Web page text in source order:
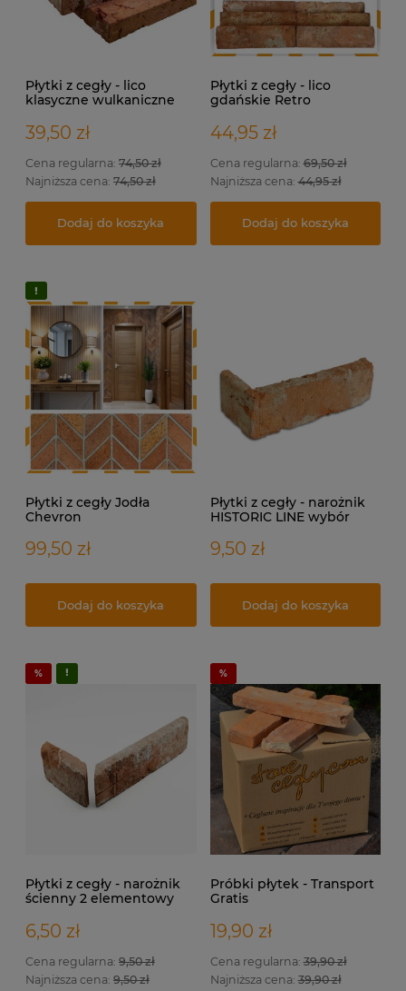
Płytki z cegły - lico
klasyczne wulkaniczne
39,50 zł
Cena regularna: 74,50 zł
Najniższa cena: 74,50 zł
Dodaj do koszyka
Płytki z cegły - lico
gdańskie Retro
44,95 zł
Cena regularna:69,50 zł
Najniższa cena:44,95 zł
Dodaj do koszyka
Płytki z cegły Jodła
Chevron
99,50 zł
Dodaj do koszyka
Płytki z cegły - narożnik
HISTORIC LINE wybór
9,50 zł
Dodaj do koszyka
Płytki z cegły - narożnik
ścienny 2 elementowy
6,50 zł
Cena regularna: 9,50 zł
Najniższa cena: 9,50 zł
Próbki płytek - Transport
Gratis
19,90 zł
Cena regularna:39,90 zł
Najniższa cena:39,90 zł